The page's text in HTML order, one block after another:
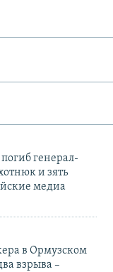
генерал-
и зять
медиа
в Ормузском
взрыва –